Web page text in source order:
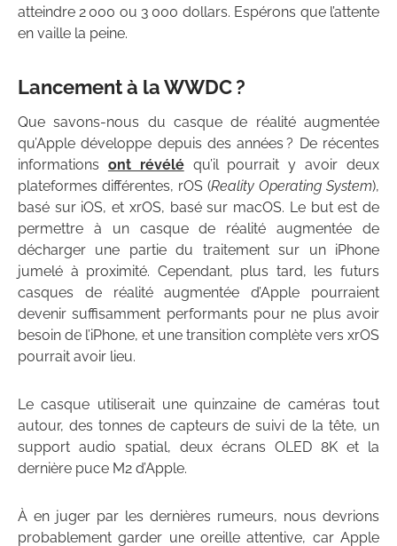
atteindre 2 000 ou 3 000 dollars. Espérons que l’attente
en vaille la peine.
Lancement à la WWDC ?
Que savons-nous du casque de réalité augmentée
qu’Apple développe depuis des années ? De récentes
informations ont révéléqu’il pourrait y avoir deux
plateformes différentes, rOS (Reality Operating System),
basé sur iOS, et xrOS, basé sur macOS. Le but est de
permettre à un casque de réalité augmentée de
décharger une partie du traitement sur un iPhone
jumelé à proximité. Cependant, plus tard, les futurs
casques de réalité augmentée d’Apple pourraient
devenir suffisamment performants pour ne plus avoir
besoin de l’iPhone, et une transition complète vers xrOS
pourrait avoir lieu.
Le casque utiliserait une quinzaine de caméras tout
autour, des tonnes de capteurs de suivi de la tête, un
support audio spatial, deux écrans OLED 8K et la
dernière puce M2 d’Apple.
À en juger par les dernières rumeurs, nous devrions
probablement garder une oreille attentive, car Apple